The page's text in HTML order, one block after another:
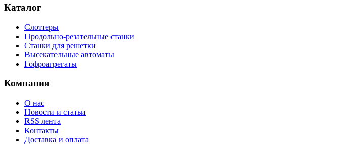
Каталог
Слоттеры
Продольно-резательные станки
Станки для решетки
Высекательные автоматы
Гофроагрегаты
Компания
О нас
Новости и статьи
RSS лента
Контакты
Доставка и оплата